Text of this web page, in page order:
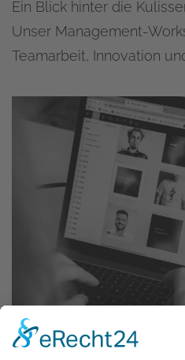
Ein Blick hinter die
Unser Management-
Teamarbeit, Innovation
30.06.2023